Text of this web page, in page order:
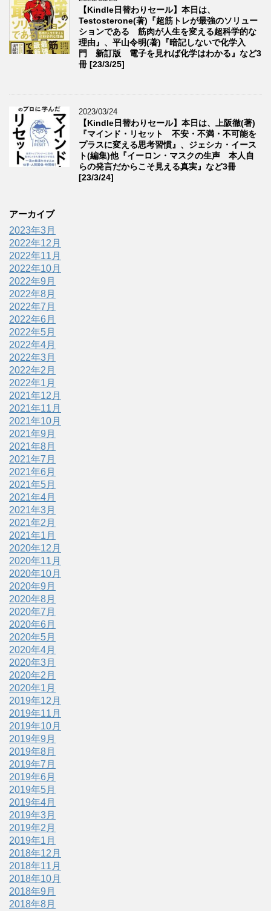
【Kindle日替わりセール】本日は、
Testosterone(著)『超筋トレが最強のソリュー
ションである 筋肉が人生を変える超科学的な
理由』、平山令明(著)『暗記しないで化学入
門 新訂版 電子を見れば化学はわかる』など3
冊 [23/3/25]
2023/03/24
【Kindle日替わりセール】本日は、上阪徹(著)
『マインド・リセット 不安・不満・不可能を
プラスに変える思考習慣』、ジェシカ・イース
ト(編集)他『イーロン・マスクの生声 本人自
らの発言だからこそ見える真実』など3冊
[23/3/24]
アーカイブ
2023年3月
2022年12月
2022年11月
2022年10月
2022年9月
2022年8月
2022年7月
2022年6月
2022年5月
2022年4月
2022年3月
2022年2月
2022年1月
2021年12月
2021年11月
2021年10月
2021年9月
2021年8月
2021年7月
2021年6月
2021年5月
2021年4月
2021年3月
2021年2月
2021年1月
2020年12月
2020年11月
2020年10月
2020年9月
2020年8月
2020年7月
2020年6月
2020年5月
2020年4月
2020年3月
2020年2月
2020年1月
2019年12月
2019年11月
2019年10月
2019年9月
2019年8月
2019年7月
2019年6月
2019年5月
2019年4月
2019年3月
2019年2月
2019年1月
2018年12月
2018年11月
2018年10月
2018年9月
2018年8月